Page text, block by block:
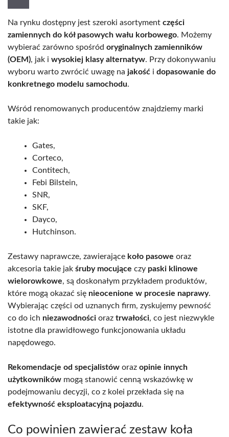
Na rynku dostępny jest szeroki asortyment części
zamiennych do kół pasowych wału korbowego. Możemy
wybierać zarówno spośród oryginalnych zamienników
(OEM), jak i wysokiej klasy alternatyw. Przy dokonywaniu
wyboru warto zwrócić uwagę na jakość i dopasowanie do
konkretnego modelu samochodu.
Wśród renomowanych producentów znajdziemy marki
takie jak:
Gates,
Corteco,
Contitech,
Febi Bilstein,
SNR,
SKF,
Dayco,
Hutchinson.
Zestawy naprawcze, zawierające koło pasowe oraz
akcesoria takie jak śruby mocujące czy paski klinowe
wielorowkowe, są doskonałym przykładem produktów,
które mogą okazać się nieocenione w procesie naprawy.
Wybierając części od uznanych firm, zyskujemy pewność
co do ich niezawodności oraz trwałości, co jest niezwykle
istotne dla prawidłowego funkcjonowania układu
napędowego.
Rekomendacje od specjalistów oraz opinie innych
użytkowników mogą stanowić cenną wskazówkę w
podejmowaniu decyzji, co z kolei przekłada się na
efektywność eksploatacyjną pojazdu.
Co powinien zawierać zestaw koła